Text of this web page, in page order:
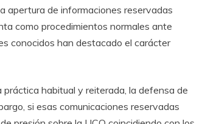
apertura de informaciones reservadas
como procedimientos normales ante
conocidos han destacado el carácter
habitual y reiterada, la defensa de
si esas comunicaciones reservadas